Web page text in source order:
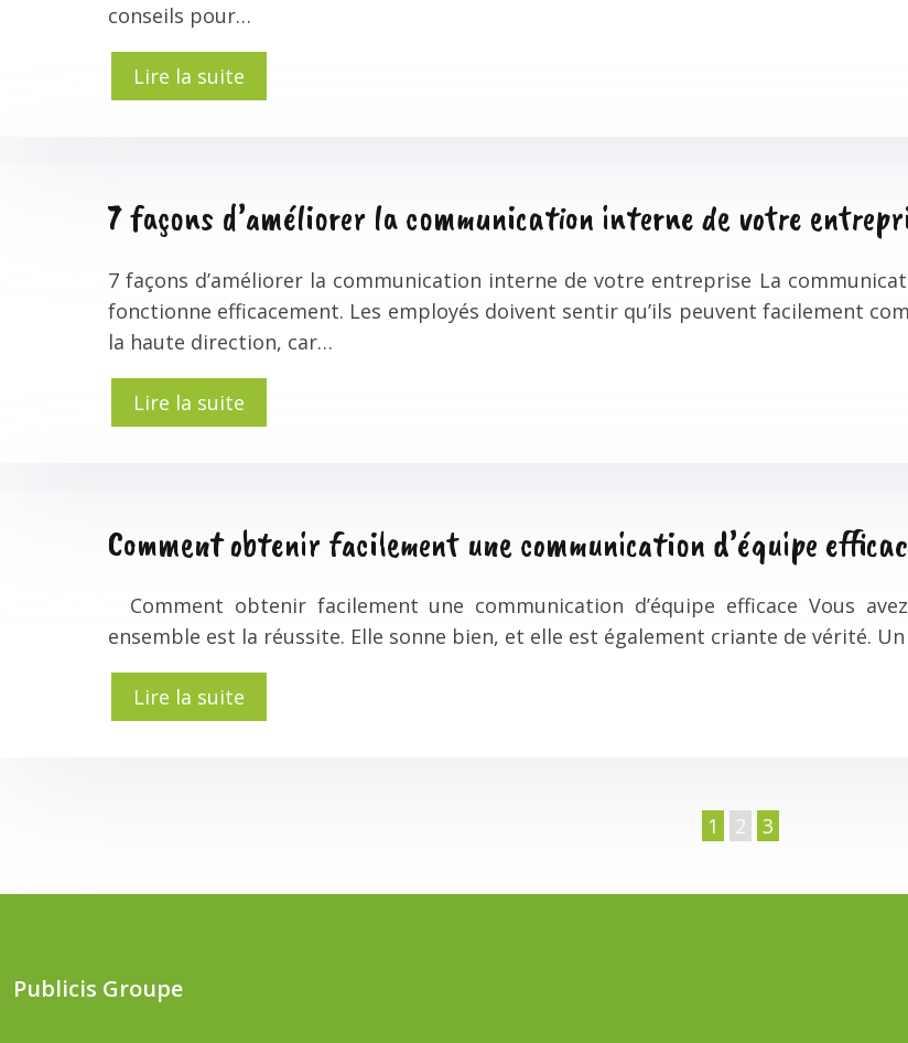
conseils pour…
Lire la suite
7 façons d’améliorer la communication interne de votre
7 façons d’améliorer la communication interne de votre entreprise La
fonctionne efficacement. Les employés doivent sentir qu’ils peuvent facilement
la haute direction, car…
Lire la suite
Comment obtenir facilement une communication d’équipe
Comment obtenir facilement une communication d’équipe efficace Vous
ensemble est la réussite. Elle sonne bien, et elle est également criante de vérité.
Lire la suite
1 2 3
Publicis Groupe